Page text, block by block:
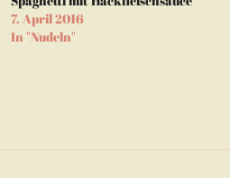
7. April 2016
In "Nudeln"